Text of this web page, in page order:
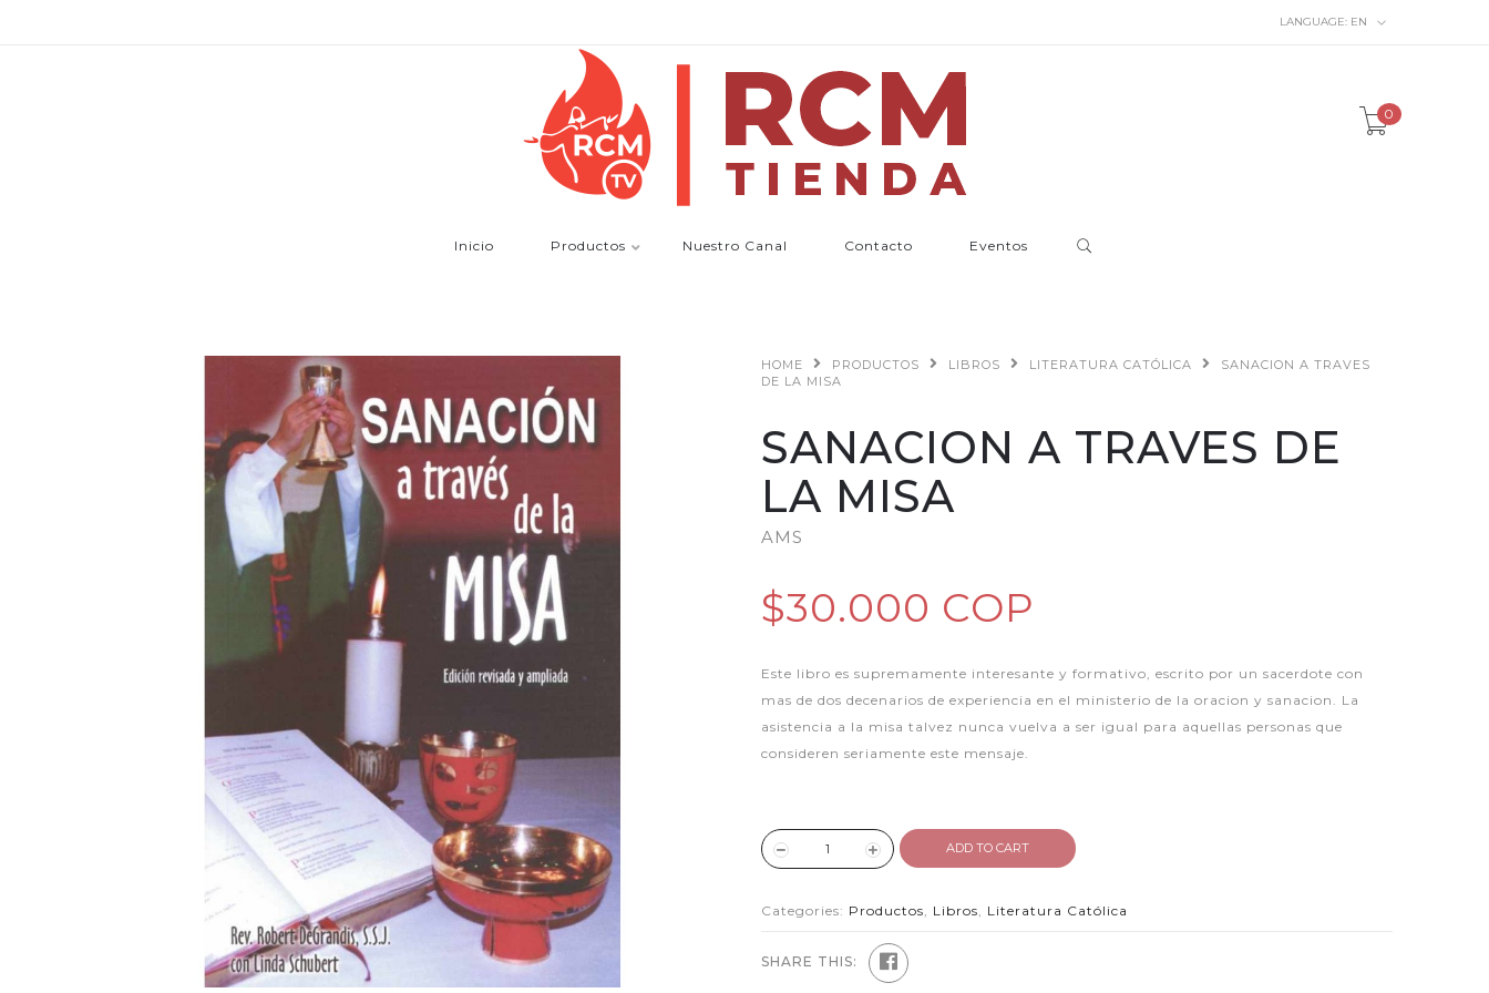
LANGUAGE: EN
0
Inicio Productos Nuestro Canal Contacto Eventos
HOME PRODUCTOS LIBROS LITERATURA CATÓLICA
SANACION A TRAVES
DE LA MISA
SANACION A TRAVES DE
LA MISA
AMS
$30.000 COP
Este libro es supremamente interesante y formativo, escrito por un sacerdote con
mas de dos decenarios de experiencia en el ministerio de la oracion y sanacion. La
asistencia a la misa talvez nunca vuelva a ser igual para aquellas personas que
consideren seriamente este mensaje.
ADD TO CART
Categories: Productos, Libros, Literatura Católica
SHARE THIS: